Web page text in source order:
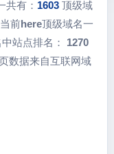
共有： 1603 顶级域
前here顶级域名一
站点排名： 1270
数据来自互联网域